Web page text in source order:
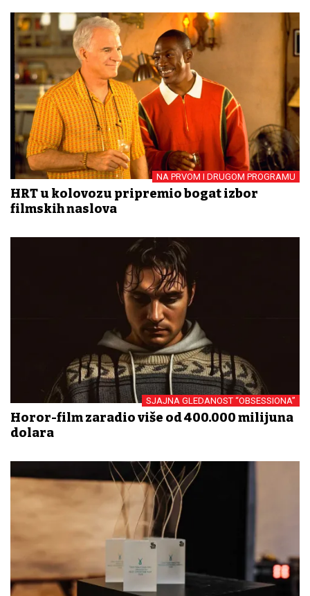
NA PRVOM I DRUGOM PROGRAMU
HRT u kolovozu pripremio bogat izbor
filmskih naslova
SJAJNA GLEDANOST “OBSESSIONA”
Horor-film zaradio više od 400.000 milijuna
dolara